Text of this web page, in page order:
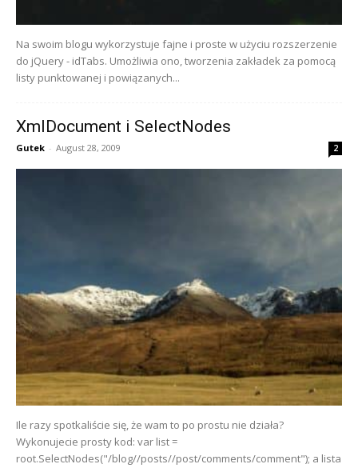
Na swoim blogu wykorzystuje fajne i proste w użyciu rozszerzenie
do jQuery - idTabs. Umożliwia ono, tworzenia zakładek za pomocą
listy punktowanej i powiązanych...
XmlDocument i SelectNodes
Gutek - August 28, 2009 2
Ile razy spotkaliście się, że wam to po prostu nie działa?
Wykonujecie prosty kod: var list =
root.SelectNodes("/blog//posts//post/comments/comment"); a lista